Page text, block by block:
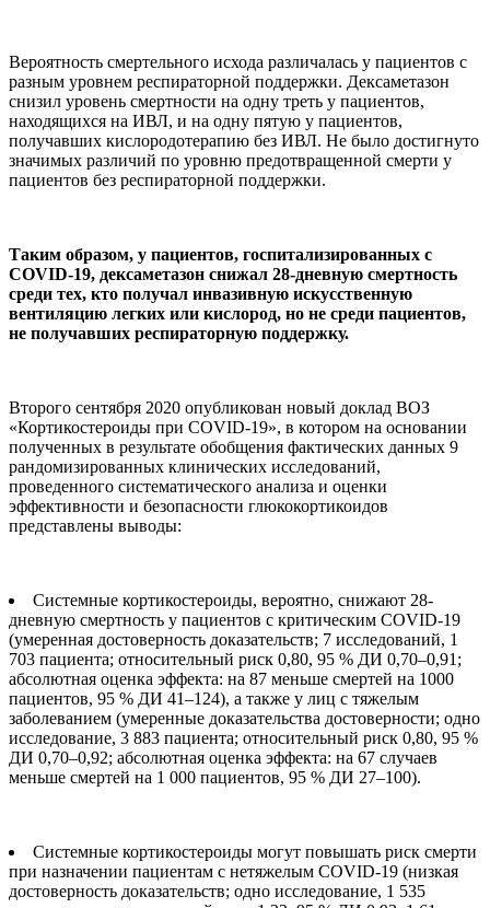
Вероятность смертельного исхода различалась у пациентов с
разным уровнем респираторной поддержки. Дексаметазон
снизил уровень смертности на одну треть у пациентов,
находящихся на ИВЛ, и на одну пятую у пациентов,
получавших кислородотерапию без ИВЛ. Не было достигнуто
значимых различий по уровню предотвращенной смерти у
пациентов без респираторной поддержки.
Таким образом, у пациентов, госпитализированных c
COVID-19, дексаметазон снижал 28-дневную смертность
среди тех, кто получал инвазивную искусственную
вентиляцию легких или кислород, но не среди пациентов,
не получавших респираторную поддержку.
Второго сентября 2020 опубликован новый доклад ВОЗ
«Кортикостероиды при COVID-19», в котором на основании
полученных в результате обобщения фактических данных 9
рандомизированных клинических исследований,
проведенного систематического анализа и оценки
эффективности и безопасности глюкокортикоидов
представлены выводы:
Системные кортикостероиды, вероятно, снижают 28-
дневную смертность у пациентов с критическим COVID-19
(умеренная достоверность доказательств; 7 исследований, 1
703 пациента; относительный риск 0,80, 95 % ДИ 0,70–0,91;
абсолютная оценка эффекта: на 87 меньше смертей на 1000
пациентов, 95 % ДИ 41–124), а также у лиц с тяжелым
заболеванием (умеренные доказательства достоверности; одно
исследование, 3 883 пациента; относительный риск 0,80, 95 %
ДИ 0,70–0,92; абсолютная оценка эффекта: на 67 случаев
меньше смертей на 1 000 пациентов, 95 % ДИ 27–100).
Системные кортикостероиды могут повышать риск смерти
при назначении пациентам с нетяжелым COVID-19 (низкая
достоверность доказательств; одно исследование, 1 535